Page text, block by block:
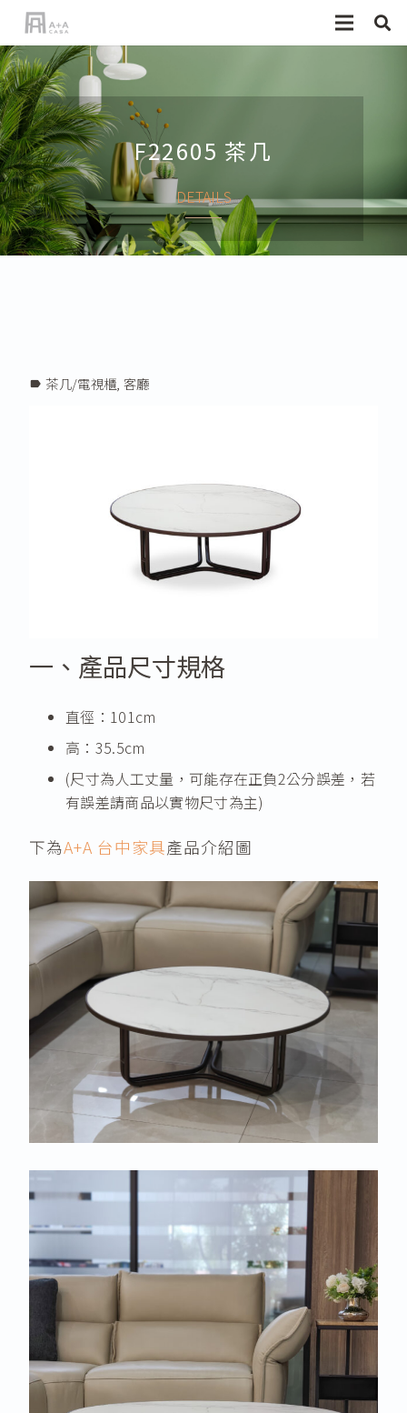
F22605 茶几
DETAILS
label 茶几/電視櫃, 客廳
一、產品尺寸規格
直徑：101cm
高：35.5cm
(尺寸為人工丈量，可能存在正負2公分誤差，若
有誤差請商品以實物尺寸為主)
下為A+A 台中家具產品介紹圖